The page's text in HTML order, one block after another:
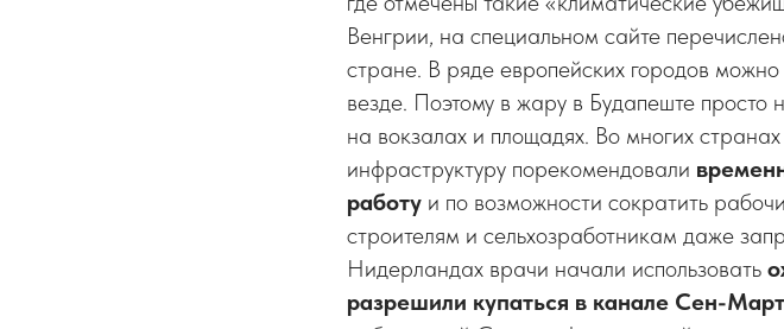
Венгрии, на специальном сайте
стране. В ряде европейских городов
везде. Поэтому в жару в Будапеште просто
на вокзалах и площадях. Во многих
инфраструктуру порекомендовали
работу и по возможности сократить
строителям и сельхозработникам даже
Нидерландах врачи начали использовать
разрешили купаться в канале Сен-